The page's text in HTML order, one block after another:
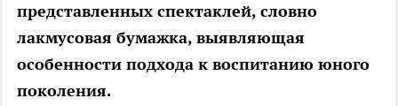
представленных спектаклей, словно
лакмусовая бумажка, выявляющая
особенности подхода к воспитанию юного
поколения.